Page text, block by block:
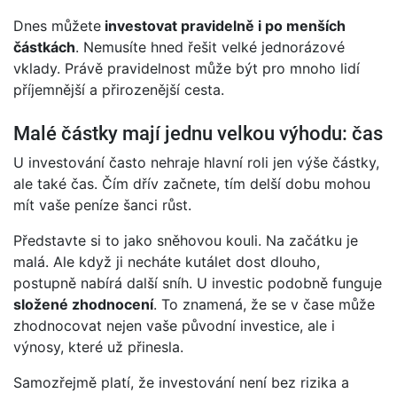
Dnes můžete investovat pravidelně i po menších
částkách. Nemusíte hned řešit velké jednorázové
vklady. Právě pravidelnost může být pro mnoho lidí
příjemnější a přirozenější cesta.
Malé částky mají jednu velkou výhodu: čas
U investování často nehraje hlavní roli jen výše částky,
ale také čas. Čím dřív začnete, tím delší dobu mohou
mít vaše peníze šanci růst.
Představte si to jako sněhovou kouli. Na začátku je
malá. Ale když ji necháte kutálet dost dlouho,
postupně nabírá další sníh. U investic podobně funguje
složené zhodnocení. To znamená, že se v čase může
zhodnocovat nejen vaše původní investice, ale i
výnosy, které už přinesla.
Samozřejmě platí, že investování není bez rizika a